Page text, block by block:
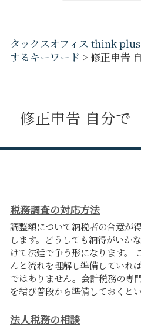
タックスオフィス think plus
するキーワード > 修正申告
修正申告 自分で
税務調査の対応方法
調整額について納税者の合意が
します。どうしても納得がいか
けて法廷で争う形になります。
んと流れを理解し準備していれ
ではありません。会計税務の専
を結び普段から準備しておくと
法人税務の相談